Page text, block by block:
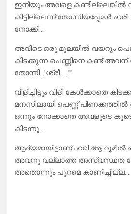
ഇനിയും അവളെ കണ്ടില്ലെങ്കിൽ
കിട്ടില്ലെന്ന്‌ തോന്നിയപ്പോൾ
നോക്കി…
അവിടെ ഒരു മൂലയിൽ വയറും
കിടക്കുന്ന പെണ്ണിനെ കണ്ട്
തോന്നി…”ശ്രീ……””
വിളിച്ചിട്ടും വിളി കേൾക്കാതെ
മനസിലായി പെണ്ണ് പിണക്കത്തിൽ
ഒന്നും നോക്കാതെ അവളുടെ
കിടന്നു…
ആദ്യമായിട്ടാണ് ഹരി ആ റൂമിൽ
അവനു വല്ലാത്ത അസ്വസ്ഥത
അതൊന്നും പുറമെ കാണിച്ചില്ല….